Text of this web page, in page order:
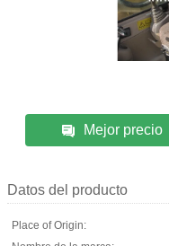
Mejor precio
Datos del producto
Place of Origin: